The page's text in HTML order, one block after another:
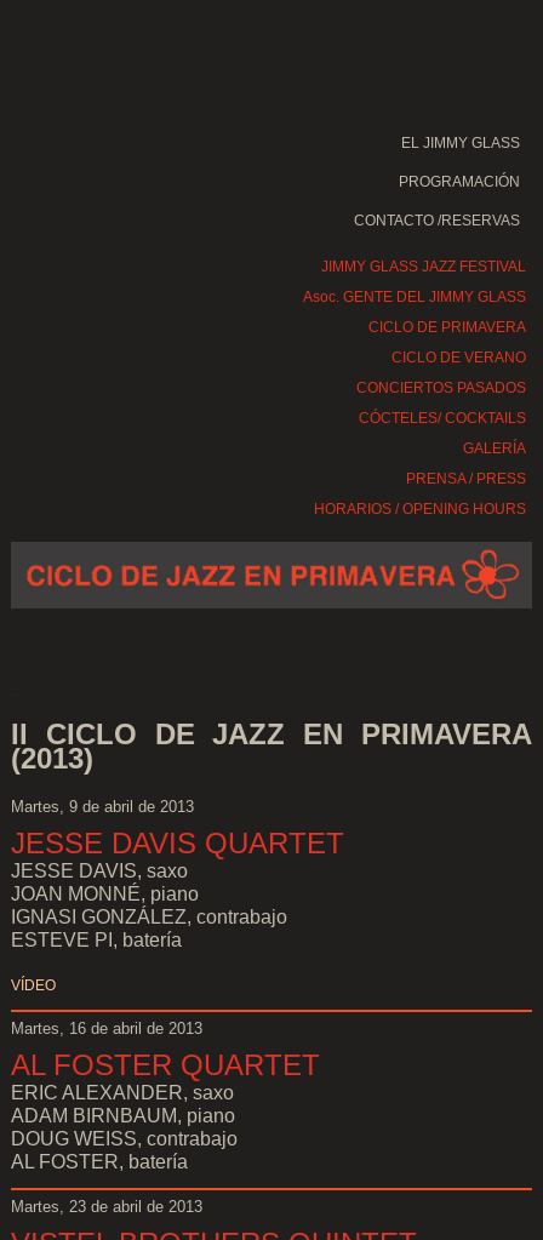
EL JIMMY GLASS
PROGRAMACIÓN
CONTACTO /RESERVAS
JIMMY GLASS JAZZ FESTIVAL
Asoc. GENTE DEL JIMMY GLASS
CICLO DE PRIMAVERA
CICLO DE VERANO
CONCIERTOS PASADOS
CÓCTELES/ COCKTAILS
GALERÍA
PRENSA / PRESS
HORARIOS / OPENING HOURS
II CICLO DE JAZZ EN PRIMAVERA
(2013)
Martes, 9 de abril de 2013
JESSE DAVIS QUARTET
JESSE DAVIS, saxo
JOAN MONNÉ, piano
IGNASI GONZÁLEZ, contrabajo
ESTEVE PI, batería
VÍDEO
Martes, 16 de abril de 2013
AL FOSTER QUARTET
ERIC ALEXANDER, saxo
ADAM BIRNBAUM, piano
DOUG WEISS, contrabajo
AL FOSTER, batería
Martes, 23 de abril de 2013